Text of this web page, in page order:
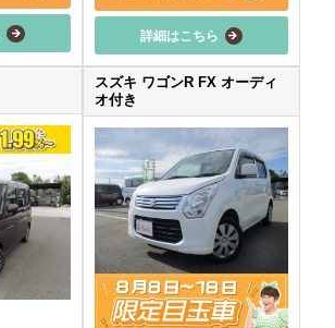
詳細はこちら
スズキ ワゴンR FX オーディ
オ付き